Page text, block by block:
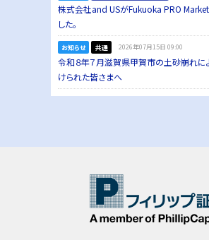
株式会社and USがFukuoka PRO
した。
お知らせ 共通 2026年07月15日 09:00
令和８年７月滋賀県甲賀市の土砂崩れに
けられた皆さまへ